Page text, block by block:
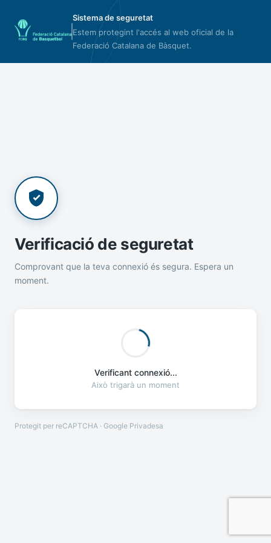
Sistema de seguretat
Estem protegint l'accés al web oficial de la
Federació Catalana de Bàsquet.
Verificació de seguretat
Comprovant que la teva connexió és segura. Espera un
moment.
Verificant connexió...
Això trigarà un moment
Protegit per reCAPTCHA · Google Privadesa